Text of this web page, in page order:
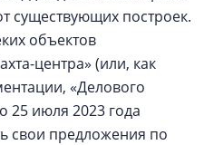
существующих построек.
объектов
центра» (или, как
«Делового
25 июля 2023 года
свои предложения по